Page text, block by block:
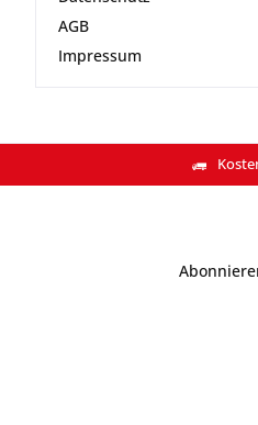
AGB
Impressum